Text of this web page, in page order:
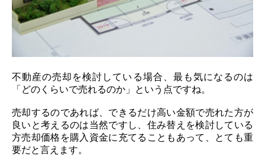
不動産の売却を検討している場合、最も気になるのは
「どのくらいで売れるのか」という点ですね。
売却するのであれば、できるだけ高い金額で売れた方が
良いと考えるのは当然ですし、住み替えを検討している
方売却価格を購入資金に充てることもあって、とても重
要だと言えます。